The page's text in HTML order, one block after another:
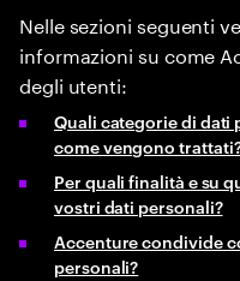
Nelle sezioni seguenti
informazioni su come
degli utenti:
Quali categorie di dati
come vengono
Per quali finalità e su
vostri dati personali?
Accenture condivide
personali?